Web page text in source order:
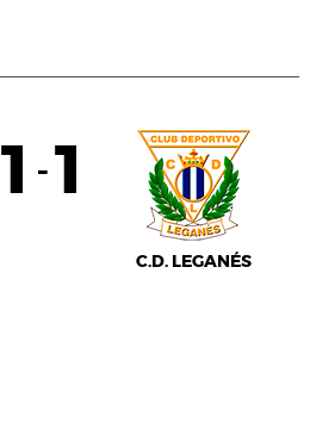
1 - 1
C.D. LEGANÉS